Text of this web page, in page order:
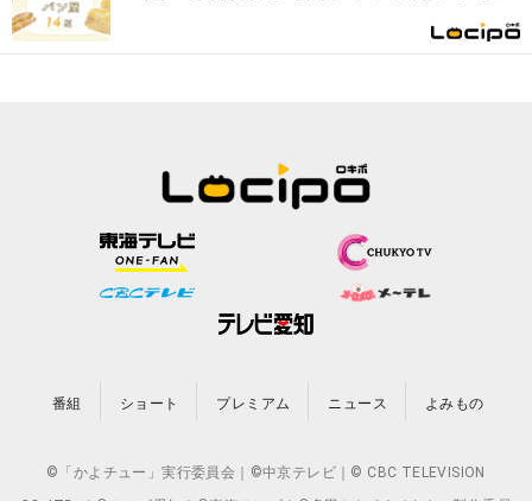
番組 ショート プレミアム ニュース よみもの
©「かよチュー」実行委員会｜©中京テレビ｜© CBC TELEVISION